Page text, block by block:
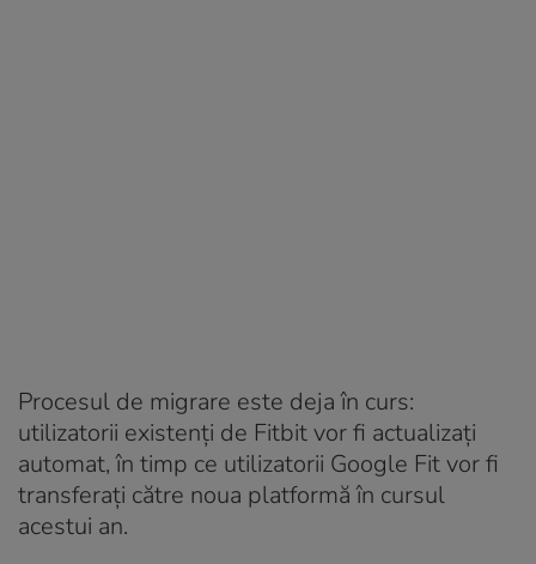
Procesul de migrare este deja în curs:
utilizatorii existenți de Fitbit vor fi actualizați
automat, în timp ce utilizatorii Google Fit vor fi
transferați către noua platformă în cursul
acestui an.